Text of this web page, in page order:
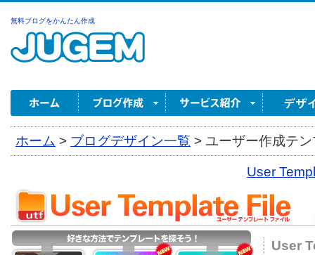
無料ブログをかんたん作成
ホーム > ブログデザイン一覧 > ユーザー作成テ
User
User